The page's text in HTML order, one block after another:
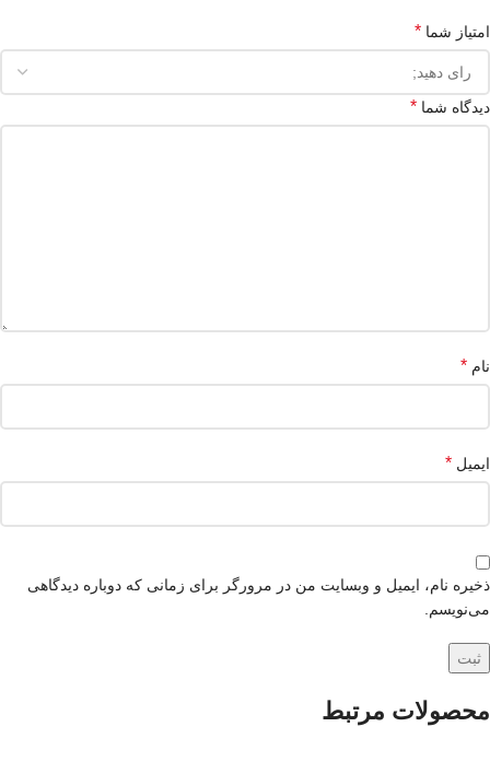
امتیاز شما *
دیدگاه شما *
نام *
ایمیل *
ذخیره نام، ایمیل و وبسایت من در مرورگر برای زمانی که دوباره دیدگاهی
می‌نویسم.
محصولات مرتبط